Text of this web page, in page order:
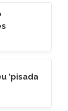
‘pisada